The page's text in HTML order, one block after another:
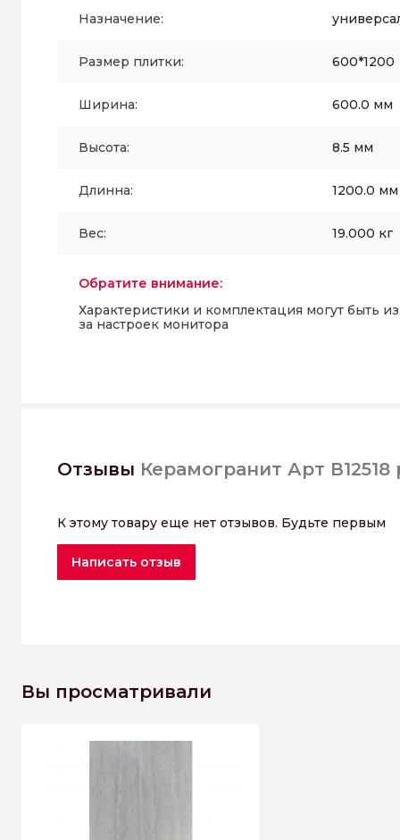
Назначение:
Размер плитки: 600*1200
Ширина: 600.0 мм
Высота: 8.5 мм
Длинна: 1200.0 мм
Вес: 19.000 кг
Обратите внимание:
Характеристики и комплектация могут быть
за настроек монитора
Отзывы Керамогранит Арт
К этому товару еще нет отзывов. Будьте первым
Написать отзыв
Вы просматривали